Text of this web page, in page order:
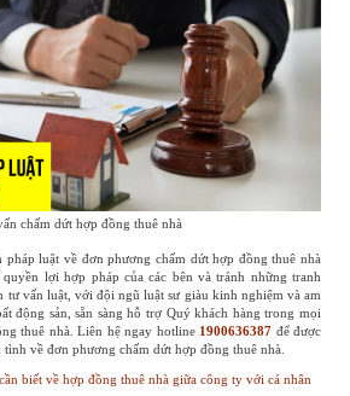
chấm dứt hợp đồng thuê nhà
luật về đơn phương chấm dứt hợp đồng thuê nhà
lợi hợp pháp của các bên và tránh những tranh
tư vấn luật, với đội ngũ luật sư giàu kinh nghiệm và am
động sản, sẵn sàng hỗ trợ Quý khách hàng trong mọi
thuê nhà. Liên hệ ngay hotline 1900636387 để được
về đơn phương chấm dứt hợp đồng thuê nhà.
biết về hợp đồng thuê nhà giữa công ty với cá nhân